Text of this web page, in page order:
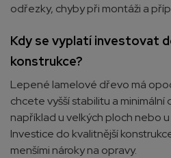
odřezky, chyby při montáži a
Kdy se vyplatí investovat
konstrukce?
Lepené lamelové dřevo má
chcete vyšší stabilitu a minimální
například u velkých ploch nebo
Investice do kvalitnější
menšími nároky na opravy.